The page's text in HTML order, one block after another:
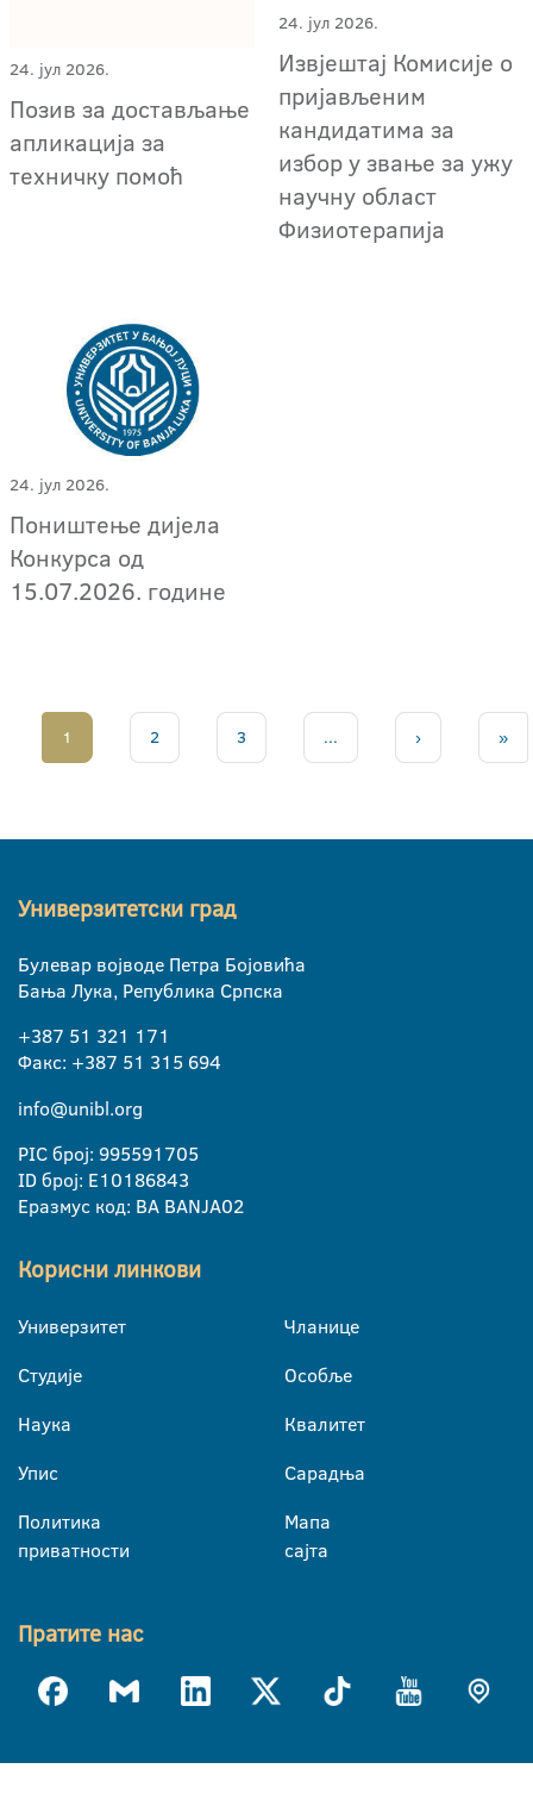
24. јул 2026.
Позив за достављање
апликација за
техничку помоћ
24. јул 2026.
Извјештај Комисије о
пријављеним
кандидатима за
избор у звање за ужу
научну област
Физиотерапија
24. јул 2026.
Поништење дијела
Конкурса од
15.07.2026. године
1 2 3 ... › »
Универзитетски град
Булевар војводе Петра Бојовића
Бања Лука, Република Српска
+387 51 321 171
Факс: +387 51 315 694
info@unibl.org
PIC број: 995591705
ID број: E10186843
Еразмус код: BA BANJA02
Корисни линкови
Универзитет
Студије
Наука
Упис
Политика
приватности
Чланице
Особље
Квалитет
Сарадња
Мапа
сајта
Пратите нас